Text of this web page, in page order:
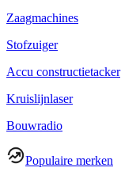
Zaagmachines
Stofzuiger
Accu constructietacker
Kruislijnlaser
Bouwradio
Populaire merken